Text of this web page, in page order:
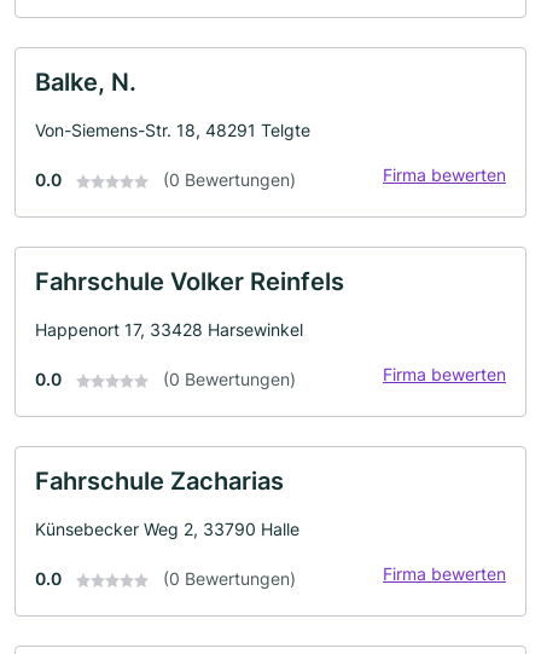
Balke, N.
Von-Siemens-Str. 18, 48291 Telgte
0.0 (0 Bewertungen) Firma bewerten
Fahrschule Volker Reinfels
Happenort 17, 33428 Harsewinkel
0.0 (0 Bewertungen) Firma bewerten
Fahrschule Zacharias
Künsebecker Weg 2, 33790 Halle
0.0 (0 Bewertungen) Firma bewerten